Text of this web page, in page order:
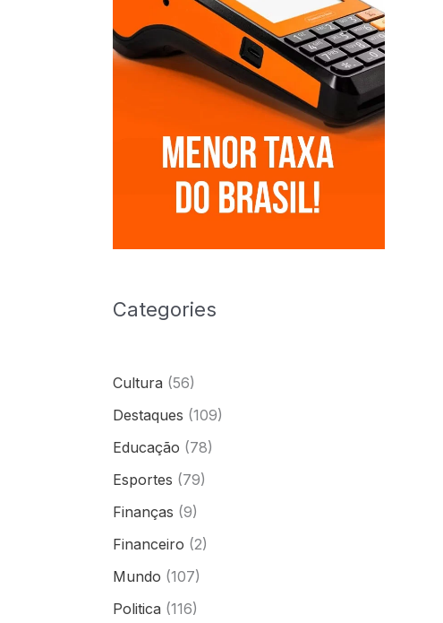
Categories
Cultura (56)
Destaques (109)
Educação (78)
Esportes (79)
Finanças (9)
Financeiro (2)
Mundo (107)
Politica (116)